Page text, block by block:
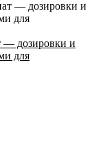
— дозировки и
для